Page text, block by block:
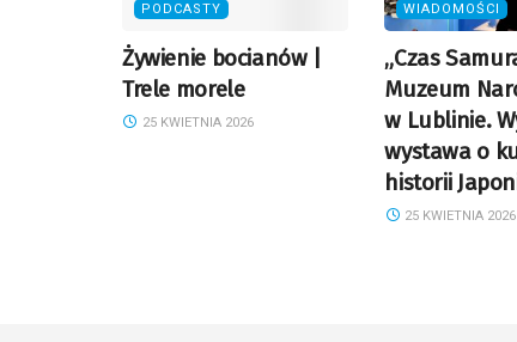
PODCASTY
Żywienie bocianów |
Trele morele
25 KWIETNIA 2026
WIADOMOŚCI
„Czas
Muzeum
w Lublinie.
wystawa o
historii
25 KWIETNIA 2026